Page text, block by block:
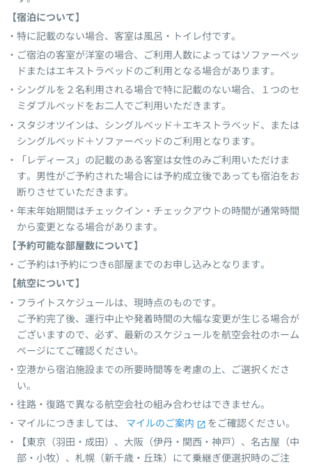
【宿泊について】
特に記載のない場合、客室は風呂・トイレ付です。
ご宿泊の客室が洋室の場合、ご利用人数によってはソファーベッ
ドまたはエキストラベッドのご利用となる場合があります。
シングルを２名利用される場合で特に記載のない場合、１つのセ
ミダブルベッドをお二人でご利用いただきます。
スタジオツインは、シングルベッド＋エキストラベッド、または
シングルベッド＋ソファーベッドのご利用となります。
「レディース」の記載のある客室は女性のみご利用いただけま
す。男性がご予約された場合には予約成立後であっても宿泊をお
断りさせていただきます。
年末年始期間はチェックイン・チェックアウトの時間が通常時間
から変更となる場合があります。
【予約可能な部屋数について】
ご予約は1予約につき6部屋までのお申し込みとなります。
【航空について】
フライトスケジュールは、現時点のものです。
ご予約完了後、運行中止や発着時間の大幅な変更が生じる場合が
ございますので、必ず、最新のスケジュールを航空会社のホーム
ページにてご確認ください。
空港から宿泊施設までの所要時間等を考慮の上、ご選択くださ
い。
往路・復路で異なる航空会社の組み合わせはできません。
マイルにつきましては、
マイルのご案内
をご確認ください。
【東京（羽田・成田）、大阪（伊丹・関西・神戸）、名古屋（中
部・小牧）、札幌（新千歳・丘珠）にて乗継ぎ便選択時のご注